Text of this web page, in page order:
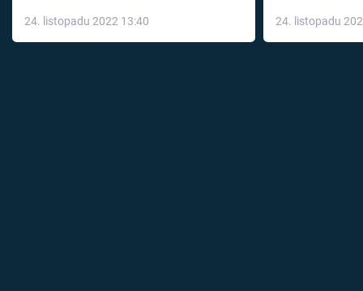
24. listopadu 2022 13:40
léky
24. listopadu